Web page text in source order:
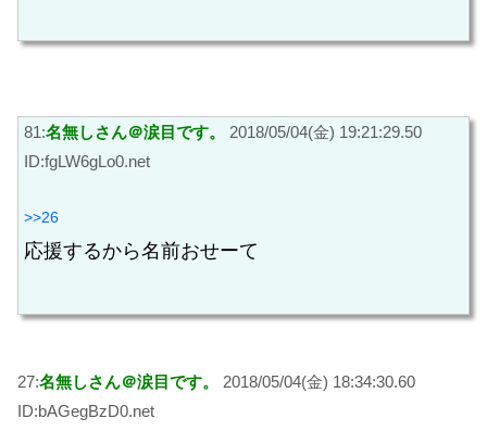
81:名無しさん＠涙目です。
2018/05/04(金) 19:21:29.50
ID:fgLW6gLo0.net
>>26
応援するから名前おせーて
27:名無しさん＠涙目です。
2018/05/04(金) 18:34:30.60
ID:bAGegBzD0.net